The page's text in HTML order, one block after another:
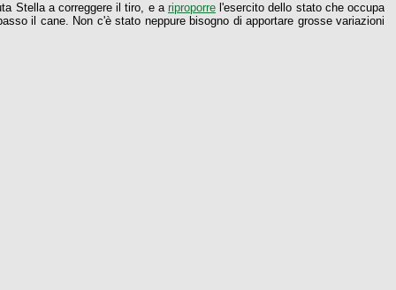
Stella a correggere il tiro, e a riproporrel'esercito dello stato che occupa
il cane. Non c'è stato neppure bisogno di apportare grosse variazioni